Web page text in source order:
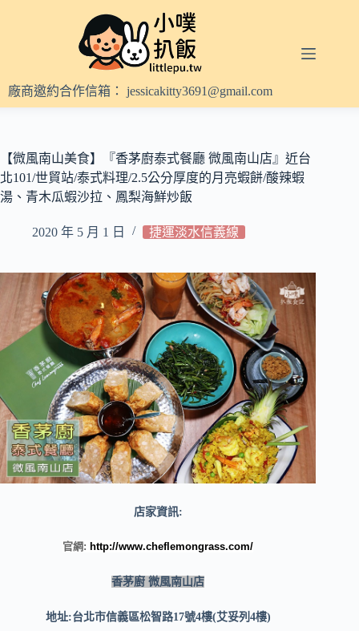
內
容
廠商邀約合作信箱： jessicakitty3691@gmail.com
【微風南山美食】『香茅廚泰式餐廳 微風南山店』近台
北101/世貿站/泰式料理/2.5公分厚度的月亮蝦餅/酸辣蝦
湯、青木瓜蝦沙拉、鳳梨海鮮炒飯
2020 年 5 月 1 日 捷運淡水信義線
店家資訊:
官網: http://www.cheflemongrass.com/
香茅廚 微風南山店
地址:台北市信義區松智路17號4樓(艾妥列4樓)